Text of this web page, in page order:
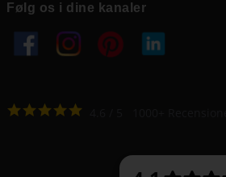
Følg os i dine kanaler